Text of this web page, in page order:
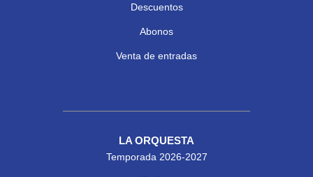
Descuentos
Abonos
Venta de entradas
LA ORQUESTA
Temporada 2026-2027